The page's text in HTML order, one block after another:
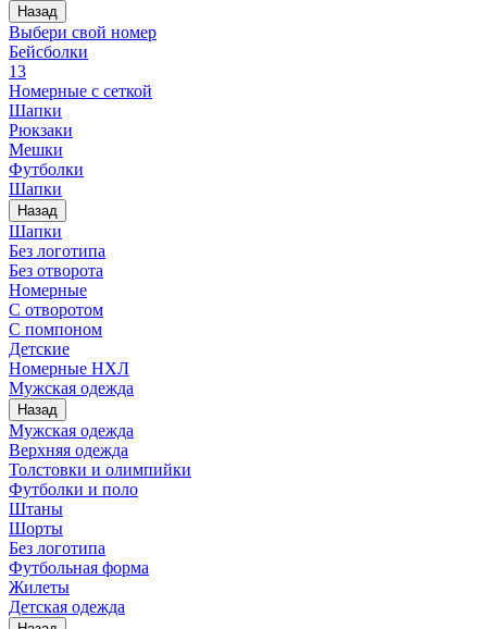
Назад
Выбери свой номер
Бейсболки
13
Номерные с сеткой
Шапки
Рюкзаки
Мешки
Футболки
Шапки
Назад
Шапки
Без логотипа
Без отворота
Номерные
С отворотом
С помпоном
Детские
Номерные НХЛ
Мужская одежда
Назад
Мужская одежда
Верхняя одежда
Толстовки и олимпийки
Футболки и поло
Штаны
Шорты
Без логотипа
Футбольная форма
Жилеты
Детская одежда